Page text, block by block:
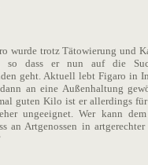
wurde trotz Tätowierung und
so dass er nun auf die
geht. Aktuell lebt Figaro in
an eine Außenhaltung
guten Kilo ist er allerdings
ungeeignet. Wer kann
an Artgenossen in